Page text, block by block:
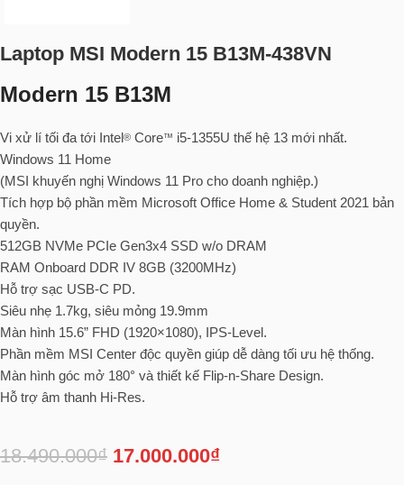
Laptop MSI Modern 15 B13M-438VN
Modern 15 B13M
Vi xử lí tối đa tới Intel® Core™ i5-1355U thế hệ 13 mới nhất.
Windows 11 Home
(MSI khuyến nghị Windows 11 Pro cho doanh nghiệp.)
Tích hợp bộ phần mềm Microsoft Office Home & Student 2021 bản
quyền.
512GB NVMe PCIe Gen3x4 SSD w/o DRAM
RAM Onboard DDR IV 8GB (3200MHz)
Hỗ trợ sạc USB-C PD.
Siêu nhẹ 1.7kg, siêu mỏng 19.9mm
Màn hình 15.6” FHD (1920×1080), IPS-Level.
Phần mềm MSI Center độc quyền giúp dễ dàng tối ưu hệ thống.
Màn hình góc mở 180° và thiết kế Flip-n-Share Design.
Hỗ trợ âm thanh Hi-Res.
18.490.000₫ 17.000.000₫